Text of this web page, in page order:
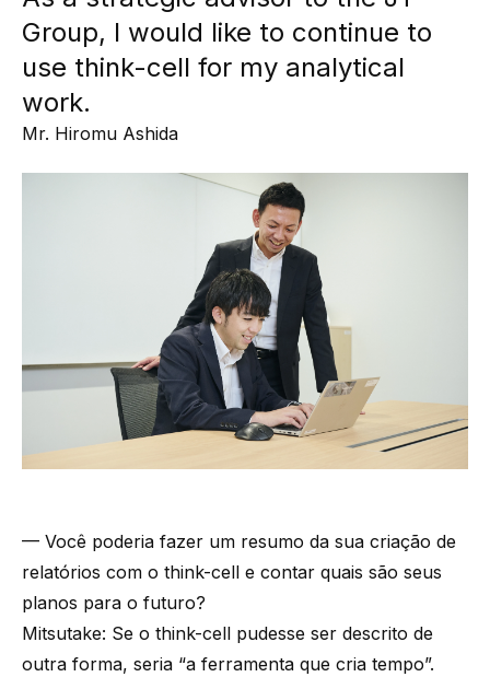
Group, I would like to continue to
use think-cell for my analytical
work.
Mr. Hiromu Ashida
— Você poderia fazer um resumo da sua criação de
relatórios com o think-cell e contar quais são seus
planos para o futuro?
Mitsutake: Se o think-cell pudesse ser descrito de
outra forma, seria “a ferramenta que cria tempo”.